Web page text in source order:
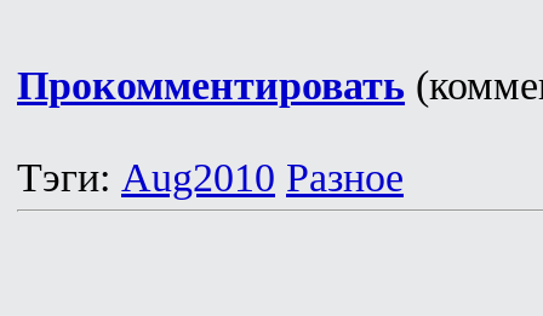
Прокомментировать
Тэги: Aug2010 Разное